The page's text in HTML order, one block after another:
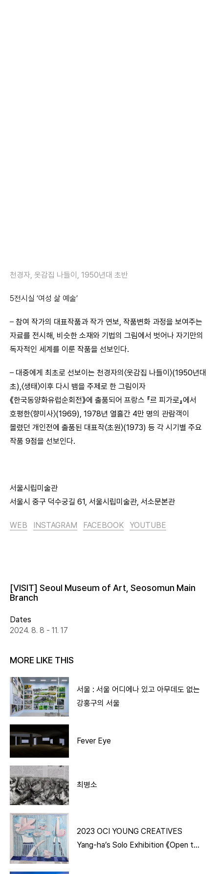
천경자, 옷감집 나들이, 1950년대 초반
5전시실 ‘여성 삶 예술’
– 참여 작가의 대표작품과 작가 연보, 작품변화 과정을 보여주는
자료를 전시해, 비슷한 소재와 기법의 그림에서 벗어나 자기만의
독자적인 세계를 이룬 작품을 선보인다.
– 대중에게 최초로 선보이는 천경자의〈옷감집 나들이〉(1950년대
초),〈생태〉이후 다시 뱀을 주제로 한 그림이자
《한국동양화유럽순회전》에 출품되어 프랑스 『르 피가로』에서
호평한〈향미사〉(1969), 1978년 열흘간 4만 명의 관람객이
몰렸던 개인전에 출품된 대표작〈초원〉(1973) 등 각 시기별 주요
작품 9점을 선보인다.
서울시립미술관
서울시 중구 덕수궁길 61, 서울시립미술관, 서소문본관
WEB INSTAGRAM FACEBOOK YOUTUBE
[VISIT] Seoul Museum of Art, Seosomun Main
Branch
Dates
2024. 8. 8 - 11. 17
MORE LIKE THIS
서울 : 서울 어디에나 있고 아무데도 없는
강홍구의 서울
Fever Eye
최병소
2023 OCI YOUNG CREATIVES
Yang-ha’s Solo Exhibition 《Open the